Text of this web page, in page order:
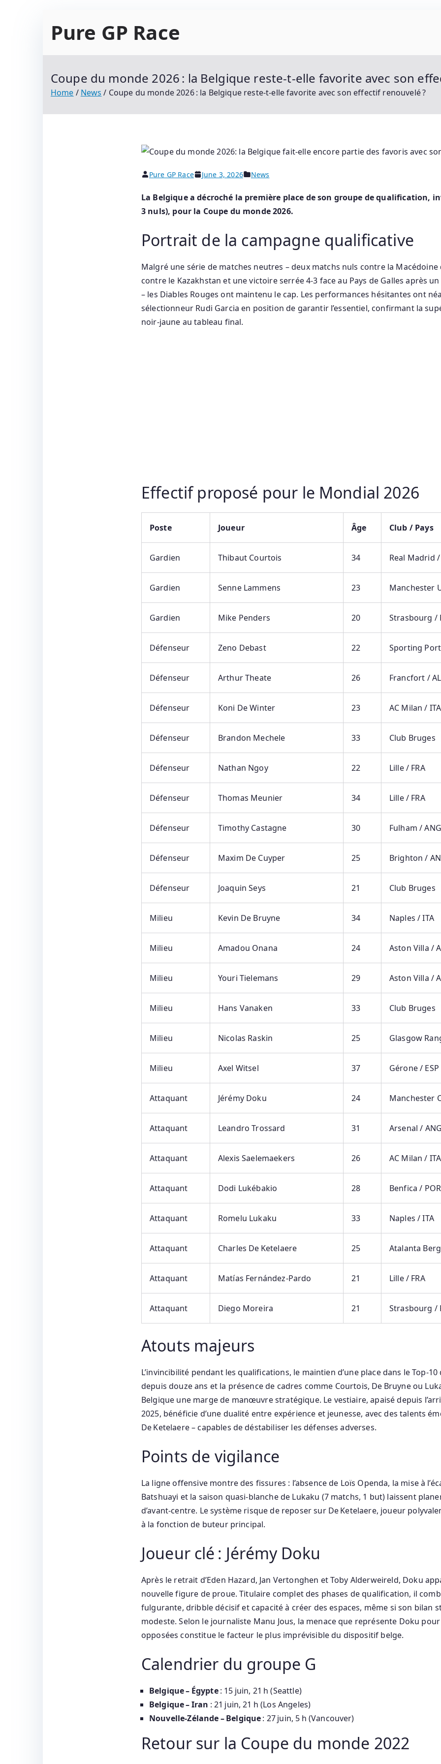
Pure GP Race
Coupe du monde 2026 : la Belgique reste-t-elle favorite avec son
Home News Coupe du monde 2026 : la Belgique reste-t-elle favorite avec son effectif renouvelé ?
Pure GP Race June 3, 2026 News
La Belgique a décroché la première place de son groupe de qualification,
3 nuls), pour la Coupe du monde 2026.
Portrait de la campagne qualificative
Malgré une série de matches neutres – deux matchs nuls contre la
contre le Kazakhstan et une victoire serrée 4‑3 face au Pays de Galles après
– les Diables Rouges ont maintenu le cap. Les performances hésitantes ont
sélectionneur Rudi Garcia en position de garantir l’essentiel, confirmant la
noir‑jaune au tableau final.
Effectif proposé pour le Mondial 2026
Poste Joueur Âge Club / Pays
Gardien Thibaut Courtois 34 Real Madrid /
Gardien Senne Lammens 23 Manchester
Gardien Mike Penders 20 Strasbourg /
Défenseur Zeno Debast 22 Sporting
Défenseur Arthur Theate 26 Francfort /
Défenseur Koni De Winter 23 AC Milan / ITA
Défenseur Brandon Mechele 33 Club Bruges
Défenseur Nathan Ngoy 22 Lille / FRA
Défenseur Thomas Meunier 34 Lille / FRA
Défenseur Timothy Castagne 30 Fulham / ANG
Défenseur Maxim De Cuyper 25 Brighton /
Défenseur Joaquin Seys 21 Club Bruges
Milieu Kevin De Bruyne 34 Naples / ITA
Milieu Amadou Onana 24 Aston Villa /
Milieu Youri Tielemans 29 Aston Villa /
Milieu Hans Vanaken 33 Club Bruges
Milieu Nicolas Raskin 25 Glasgow
Milieu Axel Witsel 37 Gérone / ESP
Attaquant Jérémy Doku 24 Manchester
Attaquant Leandro Trossard 31 Arsenal / ANG
Attaquant Alexis Saelemaekers 26 AC Milan / ITA
Attaquant Dodi Lukébakio 28 Benfica / POR
Attaquant Romelu Lukaku 33 Naples / ITA
Attaquant Charles De Ketelaere 25 Atalanta
Attaquant Matías Fernández‑Pardo 21 Lille / FRA
Attaquant Diego Moreira 21 Strasbourg /
Atouts majeurs
L’invincibilité pendant les qualifications, le maintien d’une place dans le Top‑10
depuis douze ans et la présence de cadres comme Courtois, De Bruyne ou
Belgique une marge de manœuvre stratégique. Le vestiaire, apaisé depuis
2025, bénéficie d’une dualité entre expérience et jeunesse, avec des talents
De Ketelaere – capables de déstabiliser les défenses adverses.
Points de vigilance
La ligne offensive montre des fissures : l’absence de Loïs Openda, la mise à
Batshuayi et la saison quasi‑blanche de Lukaku (7 matchs, 1 but) laissent
d’avant‑centre. Le système risque de reposer sur De Ketelaere, joueur
à la fonction de buteur principal.
Joueur clé : Jérémy Doku
Après le retrait d’Eden Hazard, Jan Vertonghen et Toby Alderweireld, Doku
nouvelle figure de proue. Titulaire complet des phases de qualification, il
fulgurante, dribble décisif et capacité à créer des espaces, même si son bilan
modeste. Selon le journaliste Manu Jous, la menace que représente Doku
opposées constitue le facteur le plus imprévisible du dispositif belge.
Calendrier du groupe G
Belgique – Égypte: 15 juin, 21 h (Seattle)
Belgique – Iran : 21 juin, 21 h (Los Angeles)
Nouvelle‑Zélande – Belgique: 27 juin, 5 h (Vancouver)
Retour sur la Coupe du monde 2022